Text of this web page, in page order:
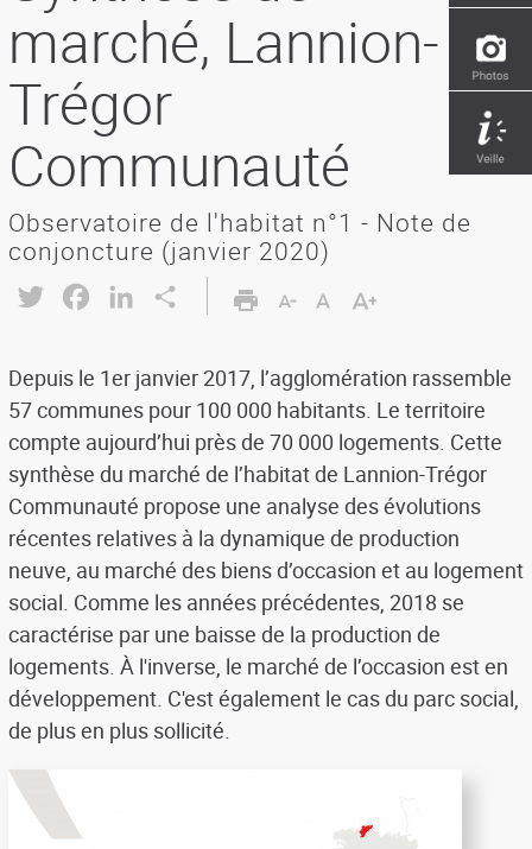
marché, Lannion-
Trégor
Communauté
Observatoire de l'habitat n°1 - Note de
conjoncture (janvier 2020)
Twitter FacebookLinkedIn
Depuis le 1er janvier 2017, l’agglomération rassemble
57 communes pour 100 000 habitants. Le territoire
compte aujourd’hui près de 70 000 logements. Cette
synthèse du marché de l’habitat de Lannion-Trégor
Communauté propose une analyse des évolutions
récentes relatives à la dynamique de production
neuve, au marché des biens d’occasion et au logement
social. Comme les années précédentes, 2018 se
caractérise par une baisse de la production de
logements. À l'inverse, le marché de l’occasion est en
développement. C'est également le cas du parc social,
de plus en plus sollicité.